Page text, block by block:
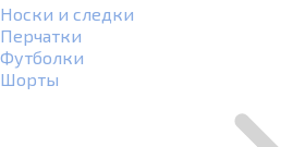
Носки и следки
Перчатки
Футболки
Шорты